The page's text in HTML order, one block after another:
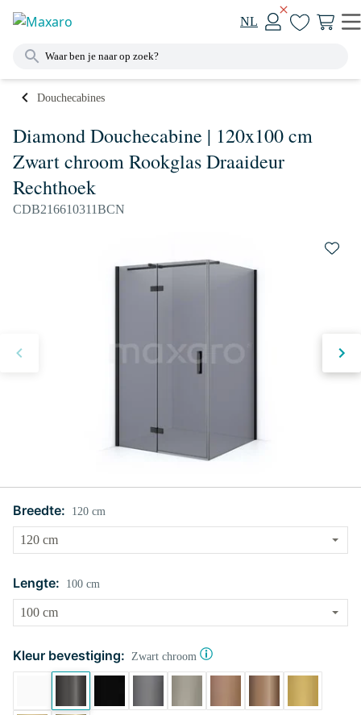
NL
Douchecabines
Diamond Douchecabine | 120x100 cm
Zwart chroom Rookglas Draaideur
Rechthoek
CDB216610311BCN
Breedte: 120 cm
Lengte: 100 cm
Kleur bevestiging: Zwart chroom